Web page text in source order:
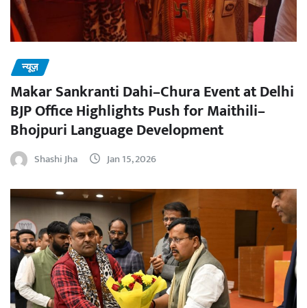
न्यूज़
Makar Sankranti Dahi–Chura Event at Delhi
BJP Office Highlights Push for Maithili–
Bhojpuri Language Development
Shashi Jha Jan 15, 2026